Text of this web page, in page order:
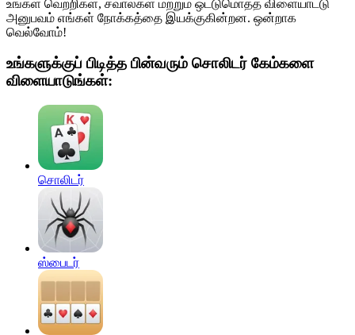
உங்கள் வெற்றிகள், சவால்கள் மற்றும் ஒட்டுமொத்த விளையாட்டு
அனுபவம் எங்கள் நோக்கத்தை இயக்குகின்றன. ஒன்றாக
வெல்வோம்!
உங்களுக்குப் பிடித்த பின்வரும் சொலிடர் கேம்களை
விளையாடுங்கள்:
சொலிடர்
ஸ்பைடர்